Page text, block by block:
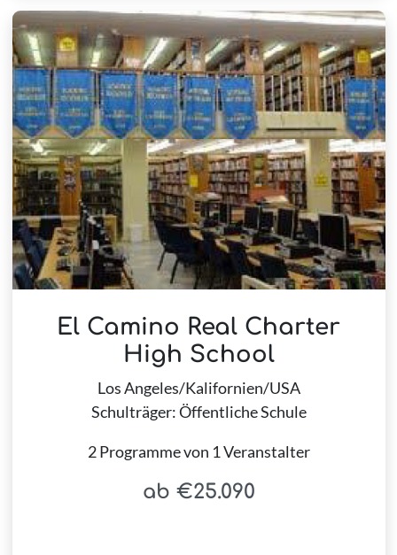
El Camino Real Charter
High School
Los Angeles/Kalifornien/USA
Schulträger: Öffentliche Schule
2 Programme von 1 Veranstalter
ab €25.090